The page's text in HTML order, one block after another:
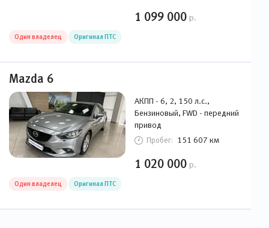
1 099 000 р.
Один владелец Оригинал ПТС
Mazda 6
АКПП - 6, 2, 150 л.с.,
Бензиновый, FWD - передний
привод
Пробег: 151 607 км
1 020 000 р.
Один владелец Оригинал ПТС